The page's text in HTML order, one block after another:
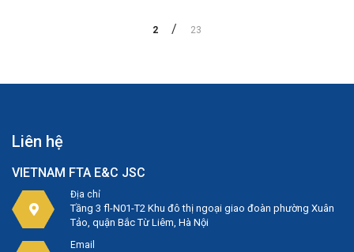
2 23
Liên hệ
VIETNAM FTA E&C JSC
Địa chỉ
Tầng 3 fl-N01-T2 Khu đô thị ngoại giao đoàn phường Xuân
Tảo, quận Bắc Từ Liêm, Hà Nội
Email